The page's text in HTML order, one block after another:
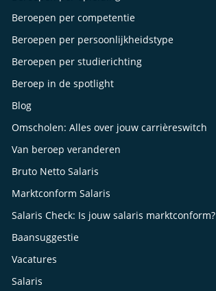
Beroepen per competentie
Beroepen per persoonlijkheidstype
Beroepen per studierichting
Beroep in de spotlight
Blog
Omscholen: Alles over jouw carrièreswitch
Van beroep veranderen
Bruto Netto Salaris
Marktconform Salaris
Salaris Check: Is jouw salaris marktconform?
Baansuggestie
Vacatures
Salaris